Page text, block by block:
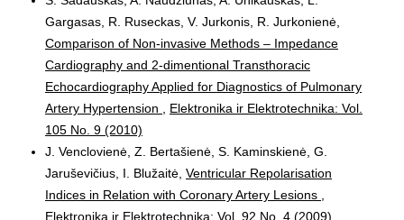
Gargasas, R. Ruseckas, V. Jurkonis, R. Jurkonienė,
Comparison of Non-invasive Methods – Impedance
Cardiography and 2-dimentional Transthoracic
Echocardiography Applied for Diagnostics of Pulmonary
Artery Hypertension
Elektronika ir Elektrotechnika: Vol.
105 No. 9 (2010)
J. Venclovienė, Z. Bertašienė, S. Kaminskienė, G.
Jaruševičius, I. Blužaitė, Ventricular Repolarisation
Indices in Relation with Coronary Artery Lesions
Elektronika ir Elektrotechnika: Vol. 92 No. 4 (2009)